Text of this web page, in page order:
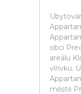
obci
areálu
vířivku.
městě